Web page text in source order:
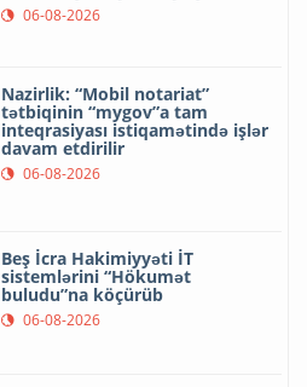
06-08-2026
Nazirlik: “Mobil notariat”
tətbiqinin “mygov”a tam
inteqrasiyası istiqamətində işlər
davam etdirilir
06-08-2026
Beş İcra Hakimiyyəti İT
sistemlərini “Hökumət
buludu”na köçürüb
06-08-2026